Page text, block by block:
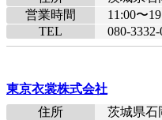
営業時間
11:00〜
TEL
080-
東京衣裳株式会社
住所
茨城県石